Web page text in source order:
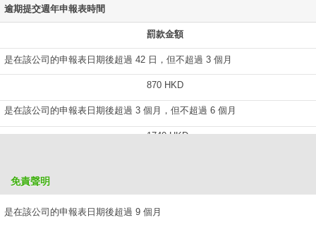
逾期提交週年申報表時間
罰款金額
是在該公司的申報表日期後超過 42 日，但不超過 3 個月
870 HKD
是在該公司的申報表日期後超過 3 個月，但不超過 6 個月
1740 HKD
是在該公司的申報表日期後超過 9 個月
免責聲明